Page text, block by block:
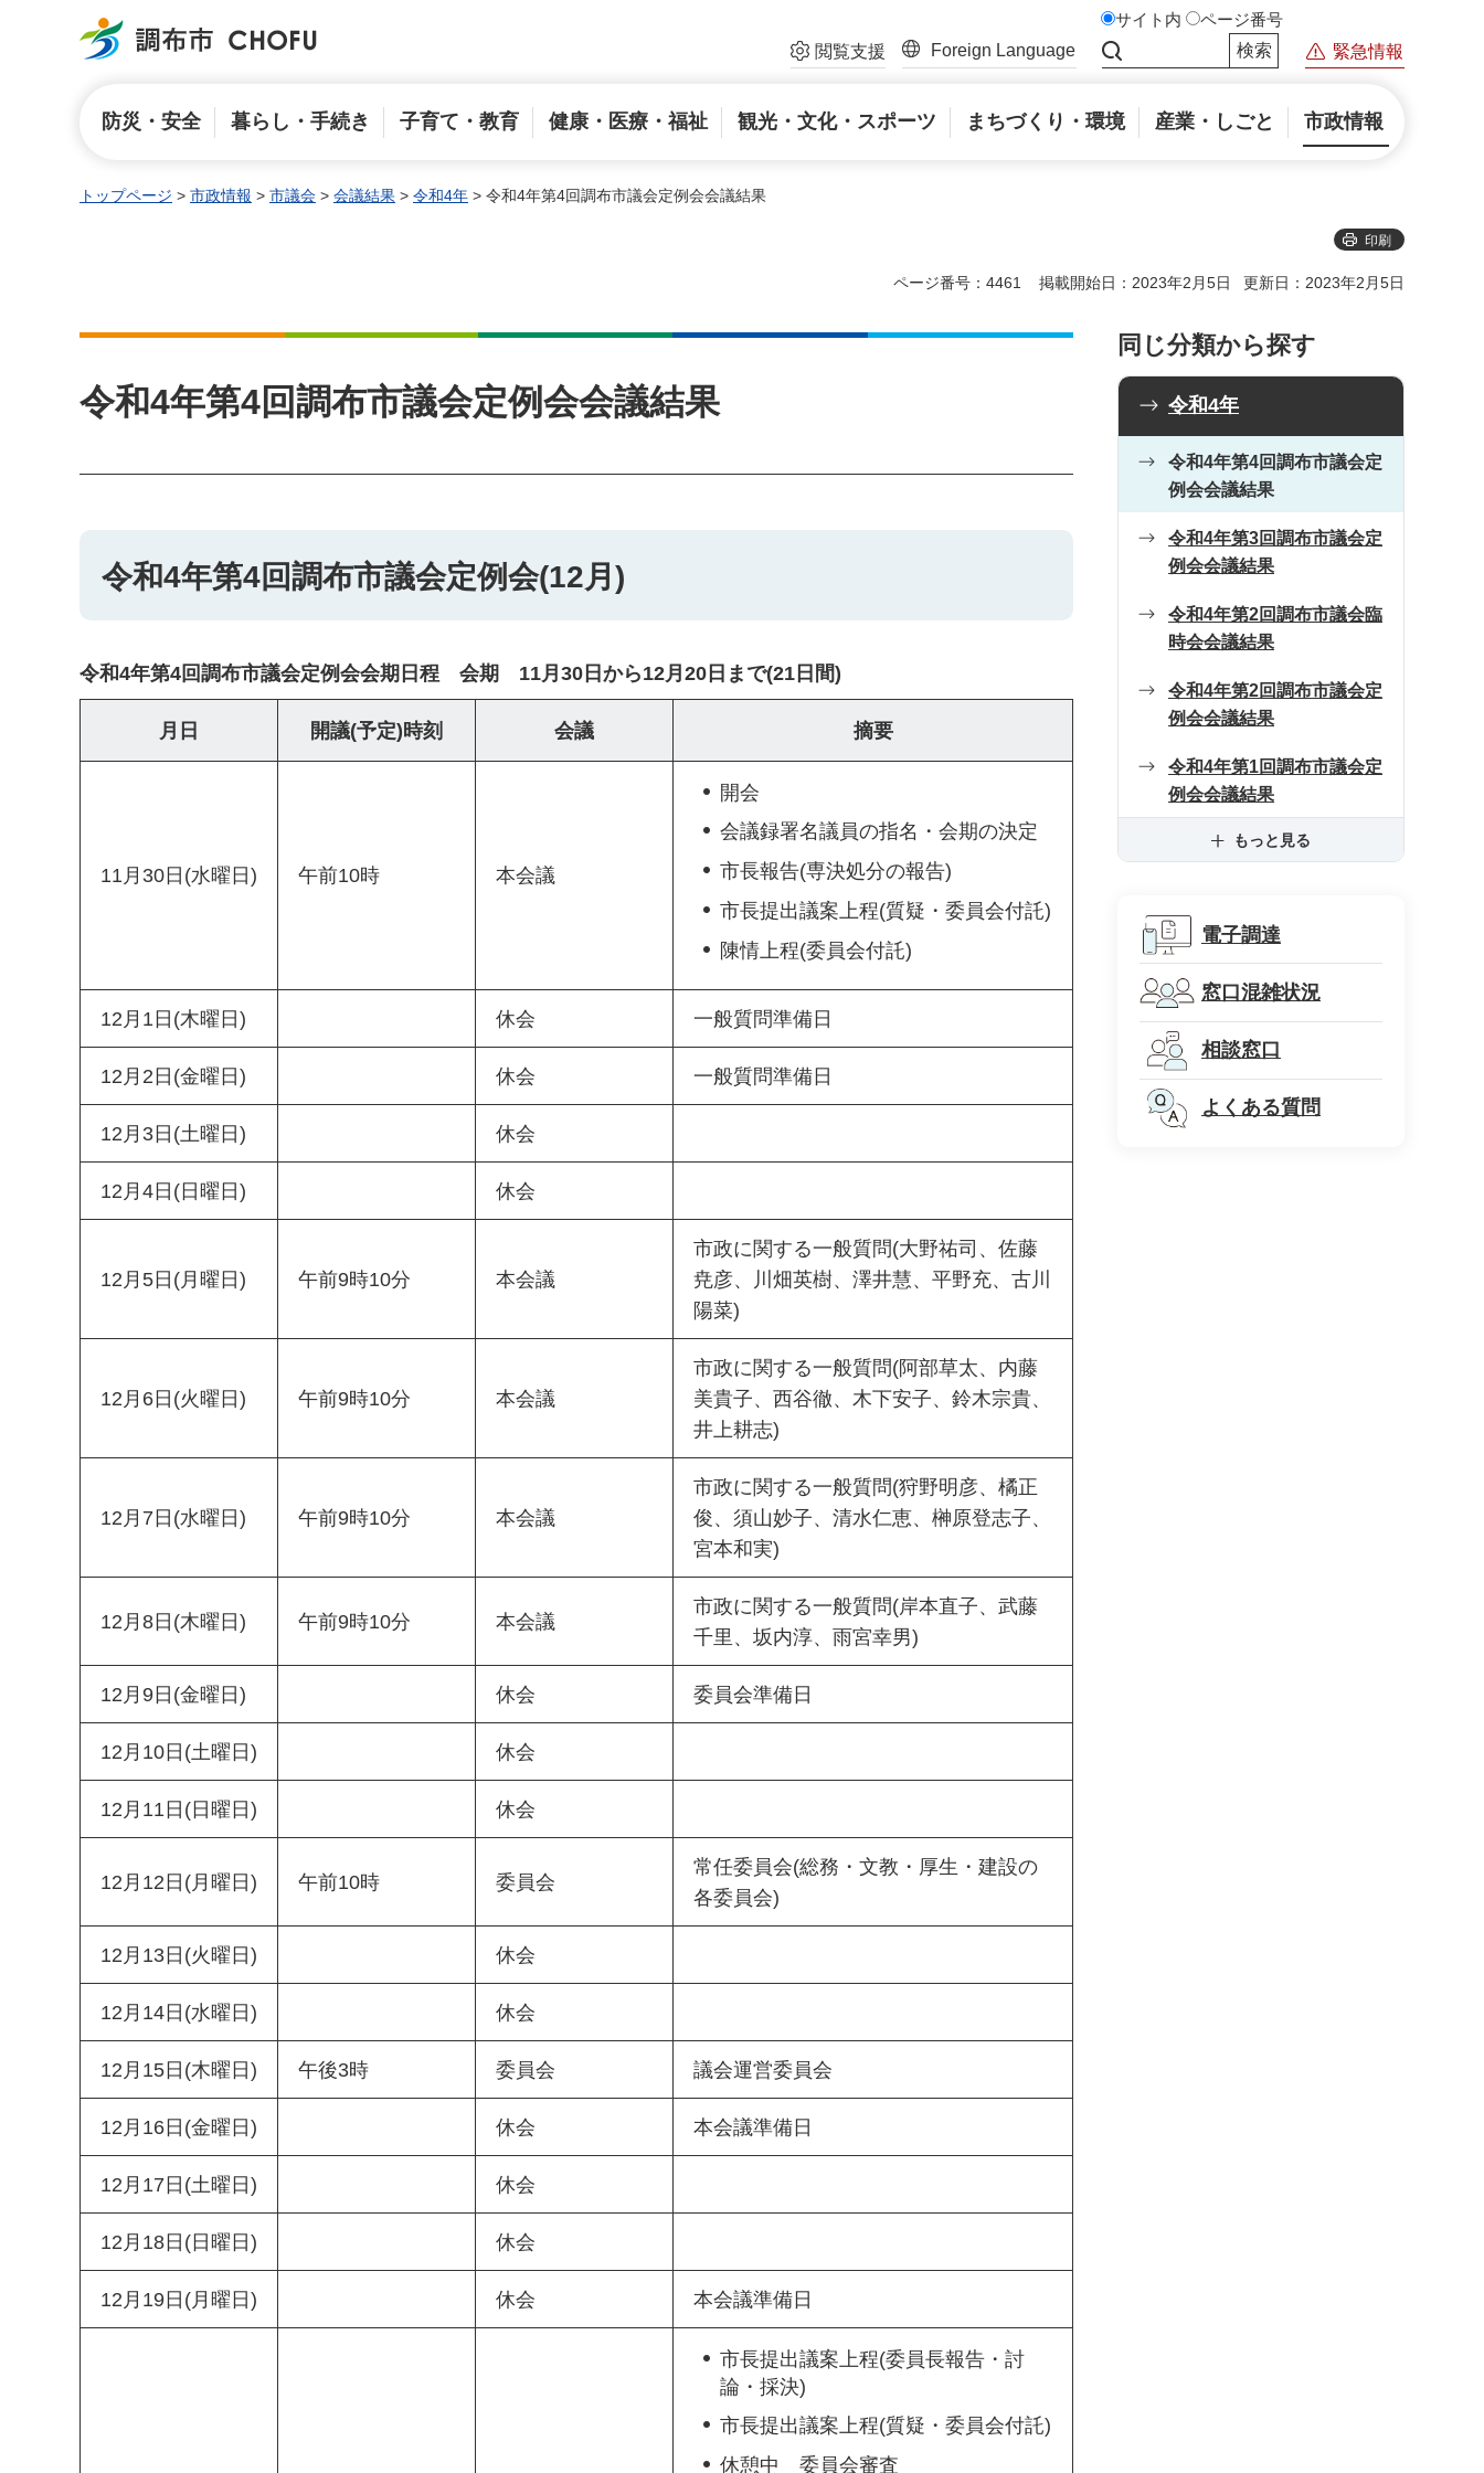
調布市 閲覧支援 Foreign Language
サイト内 ページ番号
緊急情報
防災・安全 暮らし・手続き 子育て・教育 健康・医療・福祉 観光・文化・スポーツ まちづくり・環境 産業・しごと 市政情報
トップページ > 市政情報 > 市議会 > 会議結果 > 令和4年 > 令和4年第4回調布市議会定例会会議結果
印刷
ページ番号：4461 掲載開始日：2023年2月5日 更新日：2023年2月5日
令和4年第4回調布市議会定例会会議結果
令和4年第4回調布市議会定例会(12月)
令和4年第4回調布市議会定例会会期日程 会期 11月30日から12月20日まで(21日間)
月日 開議(予定)時刻 会議 摘要
11月30日(水曜日) 午前10時 本会議
開会
会議録署名議員の指名・会期の決定
市長報告(専決処分の報告)
市長提出議案上程(質疑・委員会付託)
陳情上程(委員会付託)
12月1日(木曜日) 休会 一般質問準備日
12月2日(金曜日) 休会 一般質問準備日
12月3日(土曜日) 休会
12月4日(日曜日) 休会
12月5日(月曜日) 午前9時10分 本会議
市政に関する一般質問(大野祐司、佐藤
尭彦、川畑英樹、澤井慧、平野充、古川
陽菜)
12月6日(火曜日) 午前9時10分 本会議
市政に関する一般質問(阿部草太、内藤
美貴子、西谷徹、木下安子、鈴木宗貴、
井上耕志)
12月7日(水曜日) 午前9時10分 本会議
市政に関する一般質問(狩野明彦、橘正
俊、須山妙子、清水仁恵、榊原登志子、
宮本和実)
12月8日(木曜日) 午前9時10分 本会議
市政に関する一般質問(岸本直子、武藤
千里、坂内淳、雨宮幸男)
12月9日(金曜日) 休会 委員会準備日
12月10日(土曜日) 休会
12月11日(日曜日) 休会
12月12日(月曜日) 午前10時 委員会
常任委員会(総務・文教・厚生・建設の
各委員会)
12月13日(火曜日) 休会
12月14日(水曜日) 休会
12月15日(木曜日) 午後3時 委員会 議会運営委員会
12月16日(金曜日) 休会 本会議準備日
12月17日(土曜日) 休会
12月18日(日曜日) 休会
12月19日(月曜日) 休会 本会議準備日
市長提出議案上程(委員長報告・討
論・採決)
市長提出議案上程(質疑・委員会付託)
休憩中 委員会審査
同じ分類から探す
令和4年
令和4年第4回調布市議会定
例会会議結果
令和4年第3回調布市議会定
例会会議結果
令和4年第2回調布市議会臨
時会会議結果
令和4年第2回調布市議会定
例会会議結果
令和4年第1回調布市議会定
例会会議結果
もっと見る
電子調達
窓口混雑状況
相談窓口
よくある質問